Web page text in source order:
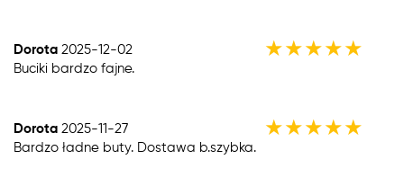
Dorota 2025-12-02 ★★★★★
Buciki bardzo fajne.
Dorota 2025-11-27 ★★★★★
Bardzo ładne buty. Dostawa b.szybka.